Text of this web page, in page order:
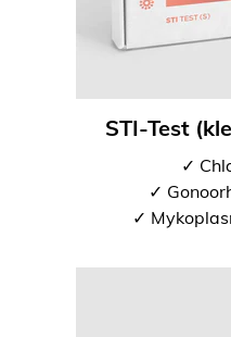
STI-Test
✓
✓
✓